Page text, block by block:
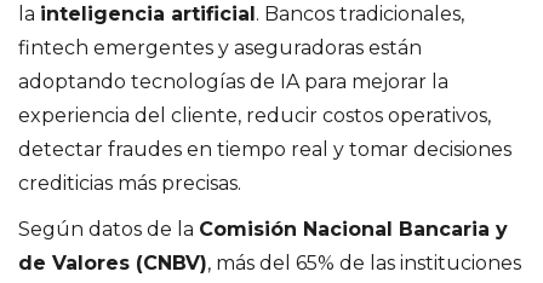
la inteligencia artificial. Bancos tradicionales,
fintech emergentes y aseguradoras están
adoptando tecnologías de IA para mejorar la
experiencia del cliente, reducir costos operativos,
detectar fraudes en tiempo real y tomar decisiones
crediticias más precisas.
Según datos de la Comisión Nacional Bancaria y
de Valores (CNBV), más del 65% de las instituciones